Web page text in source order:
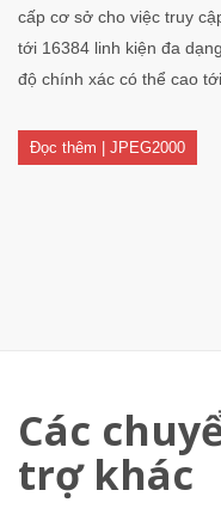
cấp cơ sở cho việc truy
tới 16384 linh kiện đa
độ chính xác có thể cao
Đọc thêm | JPEG2000
Các
trợ khác